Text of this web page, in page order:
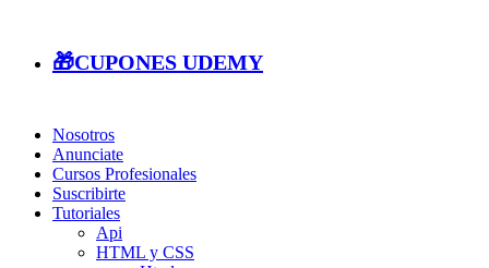
🎁CUPONES UDEMY
Nosotros
Anunciate
Cursos Profesionales
Suscribirte
Tutoriales
Api
HTML y CSS